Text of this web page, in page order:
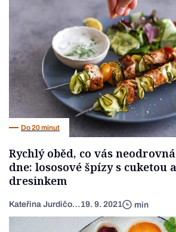
Do 20 minut
Rychlý oběd, co vás
dne: lososové špízy s cuketou
dresinkem
Kateřina Jurdičová19. 9. 2021 min